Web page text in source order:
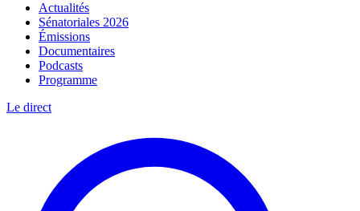
Actualités
Sénatoriales 2026
Émissions
Documentaires
Podcasts
Programme
Le direct